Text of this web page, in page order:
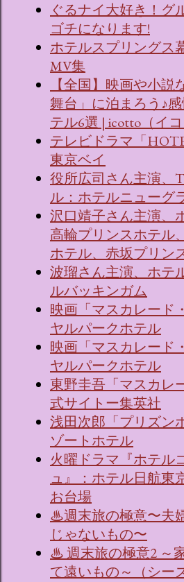
ぐるナイ大好き！グ
ゴチになります!
ホテルスプリングス
MV集
【全国】映画や小説
舞台」に泊まろう♪
テル6選 | icotto（イコ
テレビドラマ「
東京ベイ
役所広司さん主演、
ル：ホテルニューグ
沢口靖子さん主演、
高輪プリンスホテル
ホテル、赤坂プリン
波瑠さん主演、ホテ
ルバッキンガム
映画「マスカレード
ヤルパークホテル
映画「マスカレード
ヤルパークホテル
東野圭吾「マスカレ
式サイトー集英社
浅田次郎「プリズン
ゾートホテル
火曜ドラマ『ホテル
ュ』：ホテル日航
お台場
♨週末旅の極意〜夫
じゃないもの〜
♨ 週末旅の極意2 ～
て遠いもの～（シー